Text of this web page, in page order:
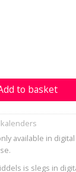
quantity
to basket
available in
is slegs in